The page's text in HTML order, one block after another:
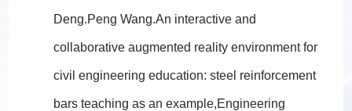
Deng.Peng Wang.An interactive and
collaborative augmented reality environment for
civil engineering education: steel reinforcement
bars teaching as an example,Engineering